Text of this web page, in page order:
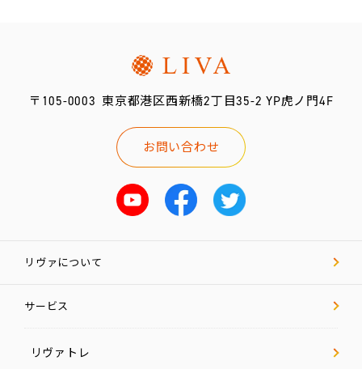
〒105-0003 東京都港区西新橋2丁目35-2 YP虎ノ門4F
お問い合わせ
リヴァについて
サービス
リヴァトレ